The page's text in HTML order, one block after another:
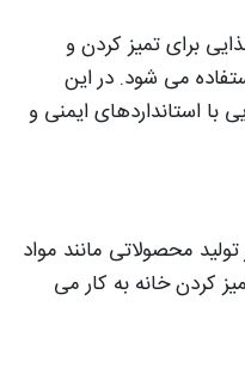
برای تمیز کردن و
می شود. در این
با استانداردهای ایمنی و
تولید محصولاتی مانند مواد
کردن خانه به کار می